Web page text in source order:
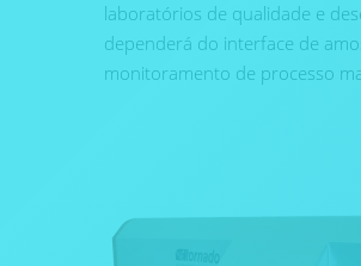
laboratórios de qualidade e
dependerá do interface de
monitoramento de processo